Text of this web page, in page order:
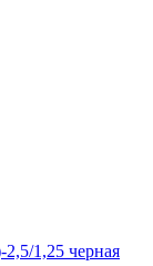
1,25 черная